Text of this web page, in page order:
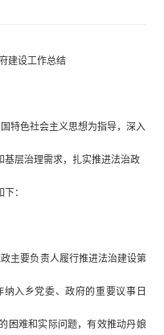
建设工作总结
特色社会主义思想为指导，深入
基层治理需求，扎实推进法治政
：
主要负责人履行推进法治建设第
入乡党委、政府的重要议事日
困难和实际问题，有效推动丹娘